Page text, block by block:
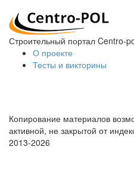
Строительный портал Centro-
О проекте
Тесты и викторины
Копирование материалов
активной, не закрытой от
2013-2026